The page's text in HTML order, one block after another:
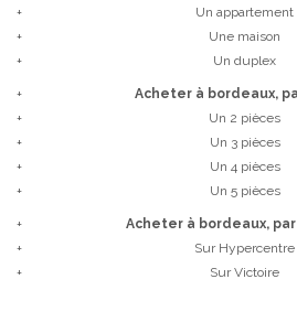
+
Un appartement
+
Une maison
+
Un duplex
+
Acheter à bordeaux,
+
Un 2 pièces
+
Un 3 pièces
+
Un 4 pièces
+
Un 5 pièces
+
Acheter à bordeaux,
+
sur Hypercentre
+
sur Victoire